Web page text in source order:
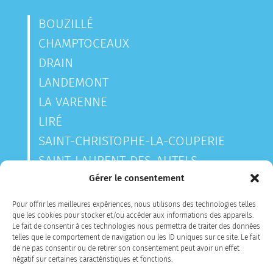
Gérer le consentement
Pour offrir les meilleures expériences, nous utilisons des technologies telles
que les cookies pour stocker et/ou accéder aux informations des appareils.
Le fait de consentir à ces technologies nous permettra de traiter des données
telles que le comportement de navigation ou les ID uniques sur ce site. Le fait
de ne pas consentir ou de retirer son consentement peut avoir un effet
négatif sur certaines caractéristiques et fonctions.
BOUZILLÉ
CHAMPTOCEAUX
DRAIN
LANDEMONT
LA VARENNE
LIRÉ
SAINT-CHRISTOPHE-LA-COUPERIE
SAINT-LAURENT-DES-AUTELS
SAINT-SAUVEUR-DE-LANDEMONT
CONTACTEZ-NOUS